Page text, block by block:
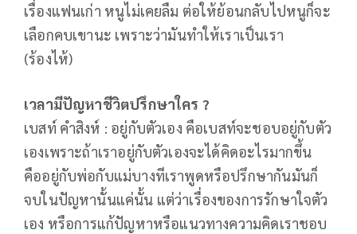
เรื่องแฟนเก่า หนูไม่เคยลืม ต่อให้ย้อนกลับไปหนูก็จะ
เลือกคบเขานะ เพราะว่ามันทำให้เราเป็นเรา
(ร้องไห้)
เวลามีปัญหาชีวิตปรึกษาใคร ?
เบสท์ คำสิงห์ : อยู่กับตัวเอง คือเบสท์จะชอบอยู่กับตัว
เองเพราะถ้าเราอยู่กับตัวเองจะได้คิดอะไรมากขึ้น
คืออยู่กับพ่อกับแม่บางทีเราพูดหรือปรึกษากันมันก็
จบในปัญหานั้นแค่นั้น แต่ว่าเรื่องของการรักษาใจตัว
เอง หรือการแก้ปัญหาหรือแนวทางความคิดเราชอบ